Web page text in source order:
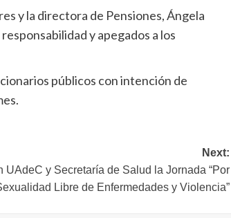
y la directora de Pensiones, Ángela
y apegados a los
públicos con intención de
Next:
UAdeC y Secretaría de Salud la Jornada “Por
Libre de Enfermedades y Violencia”